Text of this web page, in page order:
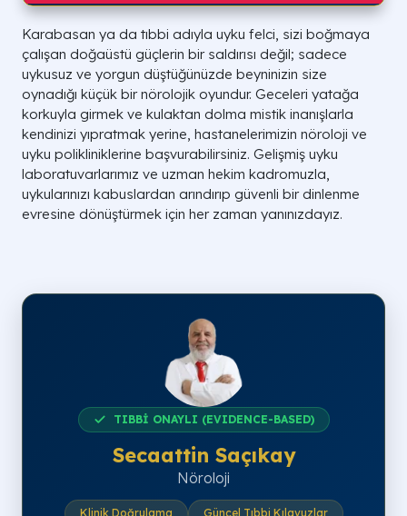
Karabasan ya da tıbbi adıyla uyku felci, sizi boğmaya
çalışan doğaüstü güçlerin bir saldırısı değil; sadece
uykusuz ve yorgun düştüğünüzde beyninizin size
oynadığı küçük bir nörolojik oyundur. Geceleri yatağa
korkuyla girmek ve kulaktan dolma mistik inanışlarla
kendinizi yıpratmak yerine, hastanelerimizin nöroloji ve
uyku polikliniklerine başvurabilirsiniz. Gelişmiş uyku
laboratuvarlarımız ve uzman hekim kadromuzla,
uykularınızı kabuslardan arındırıp güvenli bir dinlenme
evresine dönüştürmek için her zaman yanınızdayız.
TIBBİ ONAYLI (EVIDENCE-BASED)
Secaattin Saçıkay
Nöroloji
Klinik Doğrulama Güncel Tıbbi Kılavuzlar